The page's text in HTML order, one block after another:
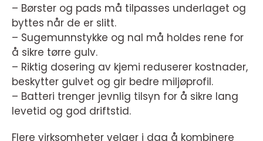
– Børster og pads må tilpasses underlaget og
byttes når de er slitt.
– Sugemunnstykke og nal må holdes rene for
å sikre tørre gulv.
– Riktig dosering av kjemi reduserer kostnader,
beskytter gulvet og gir bedre miljøprofil.
– Batteri trenger jevnlig tilsyn for å sikre lang
levetid og god driftstid.
Flere virksomheter velger i dag å kombinere